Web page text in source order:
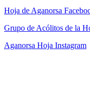
Hoja de Aganorsa
Grupo de Acólitos de la
Aganorsa Hoja Instagram